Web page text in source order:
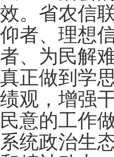
效。省农信
仰者、理想
者、为民解
真正做到学
绩观，增强
民意的工作
系统政治生